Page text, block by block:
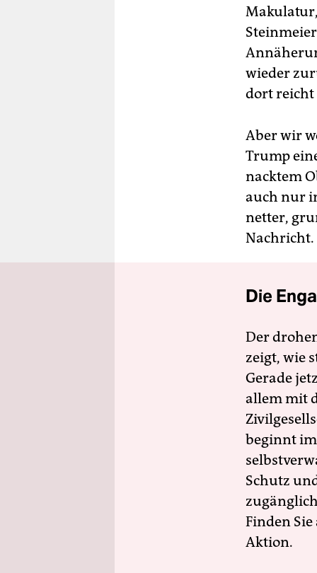
wieder
dort reicht
Aber wir
Trump
nacktem
auch nur
netter,
Nachricht.
Die
Der
zeigt, wie
Gerade
allem mit
beginnt
Schutz
Finden
Aktion.